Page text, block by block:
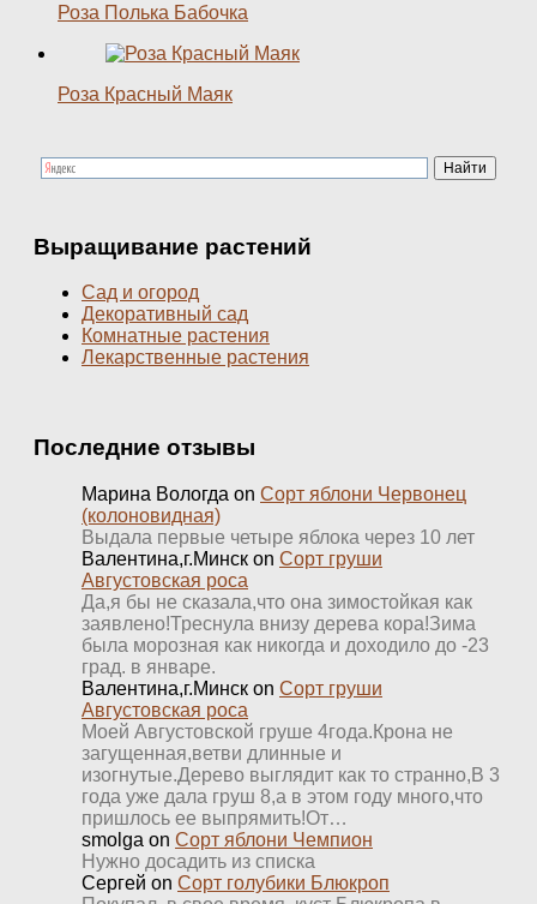
Роза Полька Бабочка
Роза Красный Маяк
Выращивание растений
Сад и огород
Декоративный сад
Комнатные растения
Лекарственные растения
Последние отзывы
Марина Вологда on Сорт яблони Червонец
(колоновидная)
Выдала первые четыре яблока через 10 лет
Валентина,г.Минск on Сорт груши
Августовская роса
Да,я бы не сказала,что она зимостойкая как
заявлено!Треснула внизу дерева кора!Зима
была морозная как никогда и доходило до -23
град. в январе.
Валентина,г.Минск on Сорт груши
Августовская роса
Моей Августовской груше 4года.Крона не
загущенная,ветви длинные и
изогнутые.Дерево выглядит как то странно,В 3
года уже дала груш 8,а в этом году много,что
пришлось ее выпрямить!От…
smolga on Сорт яблони Чемпион
Нужно досадить из списка
Сергей on Сорт голубики Блюкроп